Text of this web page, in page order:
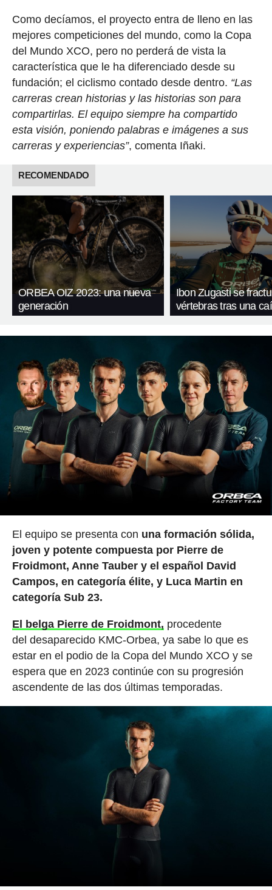
Como decíamos, el proyecto entra de lleno en las
mejores competiciones del mundo, como la Copa
del Mundo XCO, pero no perderá de vista la
característica que le ha diferenciado desde su
fundación; el ciclismo contado desde dentro. “Las
carreras crean historias y las historias son para
compartirlas. El equipo siempre ha compartido
esta visión, poniendo palabras e imágenes a sus
carreras y experiencias”, comenta Iñaki.
RECOMENDADO
ORBEA OIZ 2023: una nueva
generación
Ibon Zugasti se
vértebras tras una
El equipo se presenta con una formación sólida,
joven y potente compuesta por Pierre de
Froidmont, Anne Tauber y el español David
Campos, en categoría élite, y Luca Martin en
categoría Sub 23.
El belga Pierre de Froidmont, procedente
del desaparecido KMC-Orbea, ya sabe lo que es
estar en el podio de la Copa del Mundo XCO y se
espera que en 2023 continúe con su progresión
ascendente de las dos últimas temporadas.